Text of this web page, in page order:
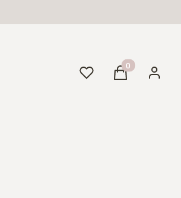
UlubioneProdukty w
Koszyk